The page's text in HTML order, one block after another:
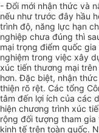
- Đổi mới nhận thức và
nếu như trước đây hầu
trình độ, năng lực hạn
nghiệp chưa đúng thì
mại trọng điểm quốc
nghiệm trong việc xây
xúc tiến thương mại
hơn. Đặc biệt, nhận
thiện rõ rệt. Các tổng
tâm đến lợi ích của các
hiện chương trình xúc
rộng đối tượng tham
kinh tế trên toàn quốc.